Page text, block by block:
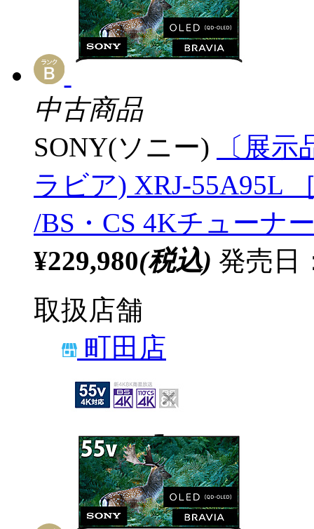
中古商品
SONY(ソニー)
〔展
ラビア) XRJ-55A95L
/BS・CS 4Kチューナ
¥229,980(税込) 発売日
取扱店舗
町田店